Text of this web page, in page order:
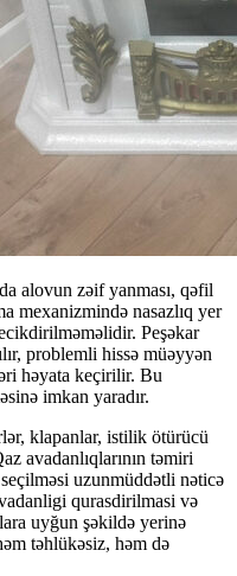
alovun zəif yanması, qəfil
mexanizmində nasazlıq yer
Peşəkar
problemli hissə müəyyən
həyata keçirilir. Bu
imkan yaradır.
klapanlar, istilik ötürücü
avadanlıqlarının təmiri
uzunmüddətli nəticə
qurasdirilmasi və
uyğun şəkildə yerinə
təhlükəsiz, həm də